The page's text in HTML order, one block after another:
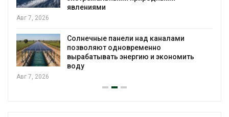
Авг 6, 2026
воду из воздуха с помощью ветра
Авг 6, 2026